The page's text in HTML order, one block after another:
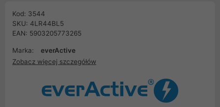
Kod: 3544
SKU: 4LR44BL5
EAN: 5903205773265
Marka:
everActive
Zobacz więcej szczegółów